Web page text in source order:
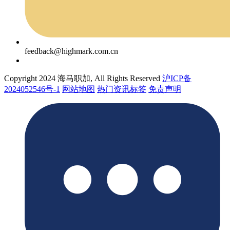
feedback@highmark.com.cn
Copyright 2024 海马职加, All Rights Reserved 沪ICP备
2024052546号-1 网站地图 热门资讯标签 免责声明